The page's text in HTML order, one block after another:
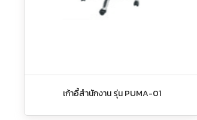
เก้าอี้สำนักงาน รุ่น PUMA-01